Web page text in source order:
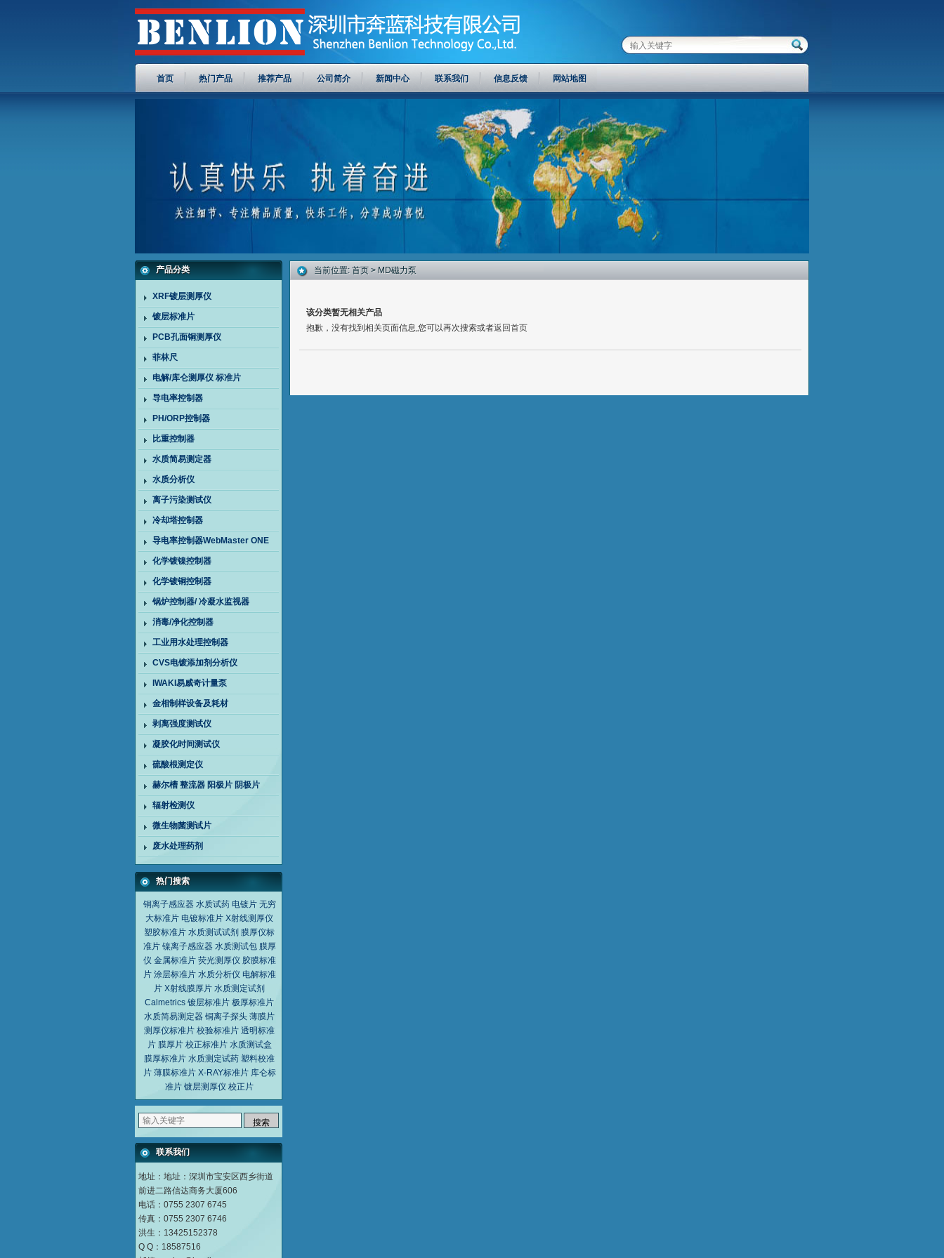
首页 热门产品 推荐产品 公司简介 新闻中心 联系我们 信息反馈 网站地图
产品分类
XRF镀层测厚仪
镀层标准片
PCB孔面铜测厚仪
菲林尺
电解/库仑测厚仪 标准片
导电率控制器
PH/ORP控制器
比重控制器
水质简易测定器
水质分析仪
离子污染测试仪
冷却塔控制器
导电率控制器WebMaster ONE
化学镀镍控制器
化学镀铜控制器
锅炉控制器/ 冷凝水监视器
消毒/净化控制器
工业用水处理控制器
CVS电镀添加剂分析仪
IWAKI易威奇计量泵
金相制样设备及耗材
剥离强度测试仪
凝胶化时间测试仪
硫酸根测定仪
赫尔槽 整流器 阳极片 阴极片
辐射检测仪
微生物菌测试片
废水处理药剂
热门搜索
铜离子感应器 水质试药 电镀片 无穷
大标准片 电镀标准片 X射线测厚仪
塑胶标准片 水质测试试剂 膜厚仪标
准片 镍离子感应器 水质测试包 膜厚
仪 金属标准片 荧光测厚仪 胶膜标准
片 涂层标准片 水质分析仪 电解标准
片 X射线膜厚片 水质测定试剂
Calmetrics 镀层标准片 极厚标准片
水质简易测定器 铜离子探头 薄膜片
测厚仪标准片 校验标准片 透明标准
片 膜厚片 校正标准片 水质测试盒
膜厚标准片 水质测定试药 塑料校准
片 薄膜标准片 X-RAY标准片 库仑标
准片 镀层测厚仪 校正片
联系我们
地址：地址：深圳市宝安区西乡街道
前进二路信达商务大厦606
电话：0755 2307 6745
传真：0755 2307 6746
洪生：13425152378
Q Q：18587516
当前位置: 首页 > MD磁力泵
该分类暂无相关产品
抱歉，没有找到相关页面信息,您可以再次搜索或者返回首页